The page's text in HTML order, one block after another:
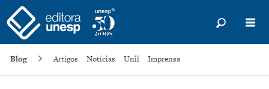
Blog Artigos Notícias Unil Imprensa